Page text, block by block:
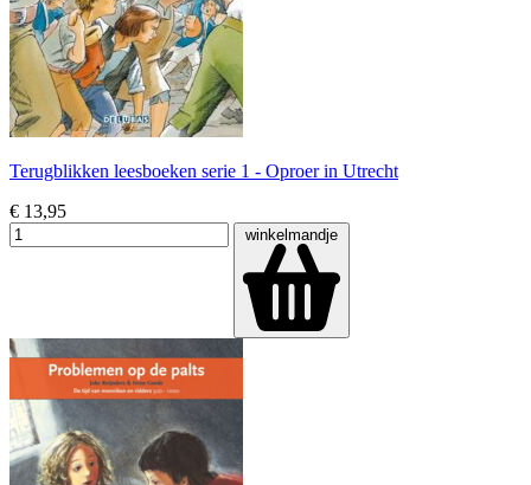
Terugblikken leesboeken serie 1 - Oproer in Utrecht
€ 13,95
winkelmandje